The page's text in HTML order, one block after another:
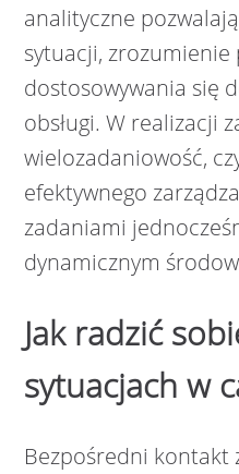
analityczne
sytuacji,
dostosowywania się
obsługi. W realizacji
wielozadaniowość,
efektywnego
zadaniami
dynamicznym
Jak radzić
sytuacjach w
Bezpośredni kontakt